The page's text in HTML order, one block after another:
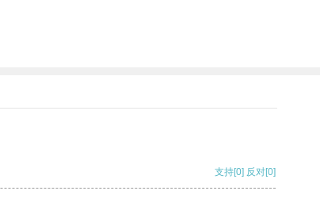
支持[0] 反对[0]